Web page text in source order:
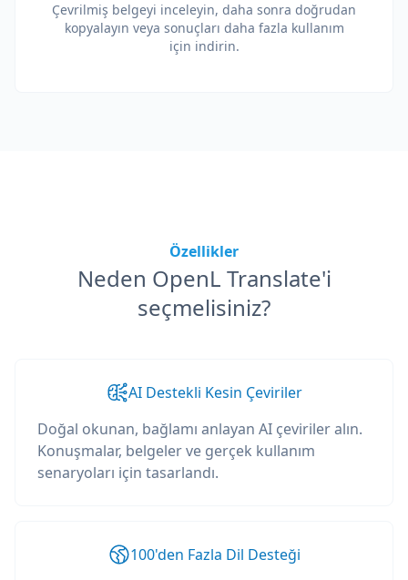
Çevrilmiş belgeyi inceleyin, daha sonra doğrudan
kopyalayın veya sonuçları daha fazla kullanım
için indirin.
Özellikler
Neden OpenL Translate'i
seçmelisiniz?
AI Destekli Kesin Çeviriler
Doğal okunan, bağlamı anlayan AI çeviriler alın.
Konuşmalar, belgeler ve gerçek kullanım
senaryoları için tasarlandı.
100'den Fazla Dil Desteği